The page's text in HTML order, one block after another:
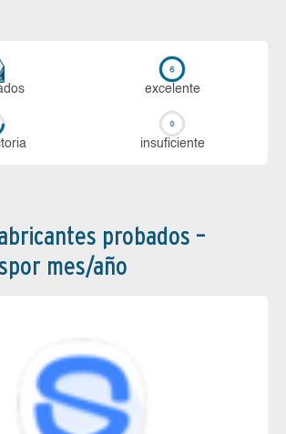
ex­ce­len­te
in­su­fi­cien­te
probados –
mes/año